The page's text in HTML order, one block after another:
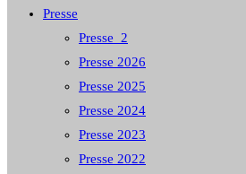
Presse
Presse_2
Presse 2026
Presse 2025
Presse 2024
Presse 2023
Presse 2022